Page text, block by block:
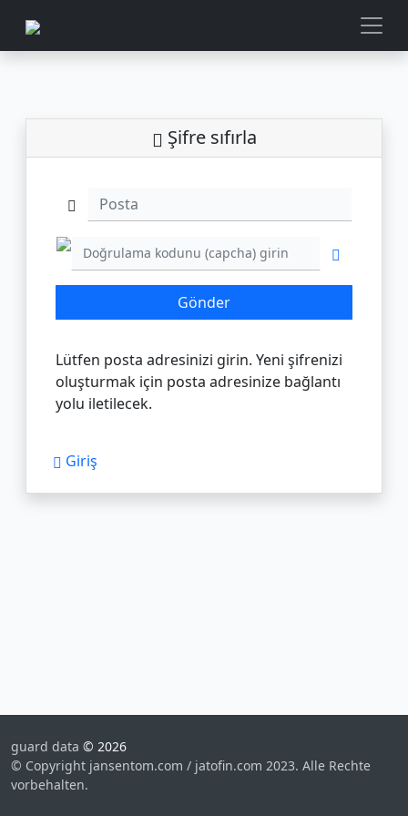
Şifre sıfırla
Posta
Gönder
Lütfen posta adresinizi girin. Yeni şifrenizi
oluşturmak için posta adresinize bağlantı
yolu iletilecek.
Giriş
guard data © 2026
© Copyright jansentom.com / jatofin.com 2023. Alle Rechte
vorbehalten.